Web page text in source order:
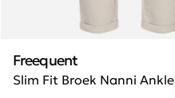
Slim Fit Broek Nanni Ankle
Freequent